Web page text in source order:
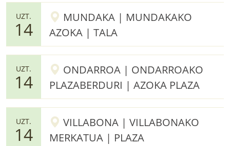
UZT.
14
MUNDAKA | MUNDAKAKO
AZOKA | TALA
UZT.
14
ONDARROA | ONDARROAKO
PLAZABERDURI | AZOKA PLAZA
UZT.
14
VILLABONA | VILLABONAKO
MERKATUA | PLAZA